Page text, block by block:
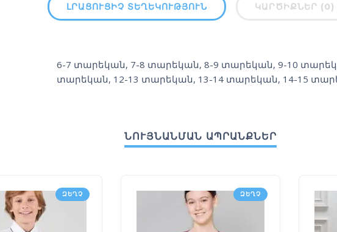
ԼՐԱՑՈՒՑԻՉ ՏԵՂԵԿՈՒԹՅՈՒՆ ԿԱՐԾԻՔՆԵՐ (0)
6-7 տարեկան, 7-8 տարեկան, 8-9 տարեկան, 9-10
տարեկան, 12-13 տարեկան, 13-14 տարեկան, 14-15
ՆՈՒՅՆԱՆՄԱՆ ԱՊՐԱՆՔՆԵՐ
ԶԵՂՉ ԶԵՂՉ